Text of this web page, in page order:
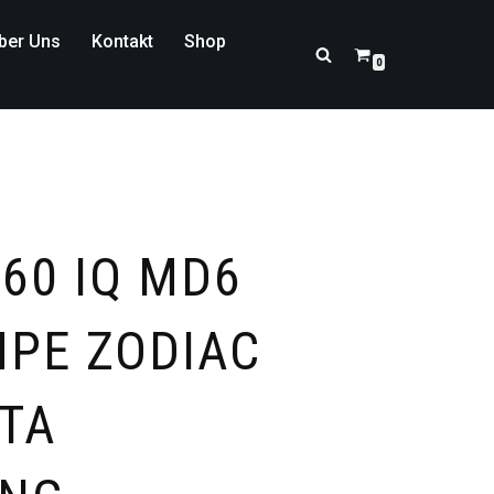
Uns Kontakt Shop
0
IQ MD6
ZODIAC